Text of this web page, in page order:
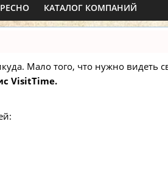
КАТАЛОГ КОМПАНИЙ
Мало того, что нужно
VisitTime.